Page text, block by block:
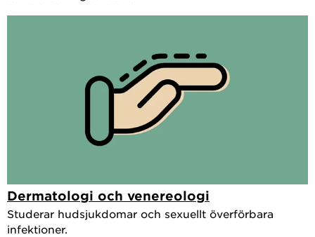
Dermatologi och venereologi
Studerar hudsjukdomar och sexuellt överförbara
infektioner.